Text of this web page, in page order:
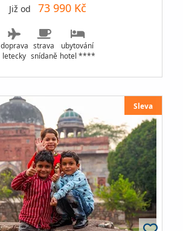
Již od 73 990 Kč
doprava
letecky
strava
snídaně
ubytování
hotel ****
Sleva